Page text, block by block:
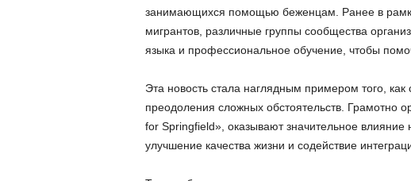
занимающихся помощью беженцам. Ранее в
мигрантов, различные группы сообщества
языка и профессиональное обучение, чтобы
Эта новость стала наглядным примером того,
преодоления сложных обстоятельств. Грамотно
for Springfield», оказывают значительное влияние
улучшение качества жизни и содействие